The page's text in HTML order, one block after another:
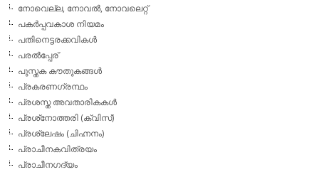
നോവെല്ല, നോവല്‍, നോവലെറ്റ്
പകര്‍പ്പവകാശ നിയമം
പതിനെട്ടരക്കവികള്‍
പരല്‍പ്പേര്
പുസ്തക കൗതുകങ്ങള്‍
പ്രകരണഗ്രന്ഥം
പ്രശസ്ത അവതാരികകള്‍
പ്രശ്‌നോത്തരി (ക്വിസ്)
പ്രശ്ലേഷം (ചിഹ്നനം)
പ്രാചീനകവിത്രയം
പ്രാചീനഗദ്യം